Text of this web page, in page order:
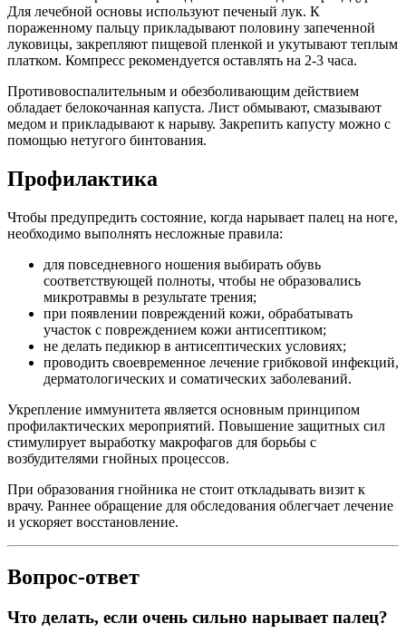
Для лечебной основы используют печеный лук. К
пораженному пальцу прикладывают половину запеченной
луковицы, закрепляют пищевой пленкой и укутывают теплым
платком. Компресс рекомендуется оставлять на 2-3 часа.
Противовоспалительным и обезболивающим действием
обладает белокочанная капуста. Лист обмывают, смазывают
медом и прикладывают к нарыву. Закрепить капусту можно с
помощью нетугого бинтования.
Профилактика
Чтобы предупредить состояние, когда нарывает палец на ноге,
необходимо выполнять несложные правила:
для повседневного ношения выбирать обувь
соответствующей полноты, чтобы не образовались
микротравмы в результате трения;
при появлении повреждений кожи, обрабатывать
участок с повреждением кожи антисептиком;
не делать педикюр в антисептических условиях;
проводить своевременное лечение грибковой инфекций,
дерматологических и соматических заболеваний.
Укрепление иммунитета является основным принципом
профилактических мероприятий. Повышение защитных сил
стимулирует выработку макрофагов для борьбы с
возбудителями гнойных процессов.
При образования гнойника не стоит откладывать визит к
врачу. Раннее обращение для обследования облегчает лечение
и ускоряет восстановление.
Вопрос-ответ
Что делать, если очень сильно нарывает палец?